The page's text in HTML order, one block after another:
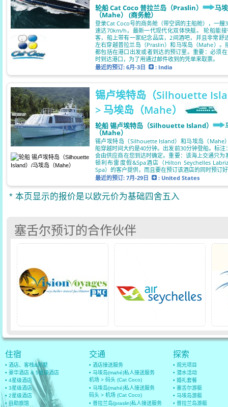
轮船 Cat Coco 普拉兰岛（Praslin） 马
（Mahe） (商务舱）
登录Cat Coco号的商务舱（带空调的主船舱），一艘
速达70km/h，最新一代现代化双体快艇。 轮船能
客，船上带有一家纪念品店，2间酒吧，并且非常舒
左右穿越普拉兰岛（Praslin）和马埃岛（Mahe）。
都包括在港口出发或者到达的预订里。重要：必须
时到达港口，为了用通过邮件收到的凭单来取票。
最近的预订: 6月-3日 : India
锡卢埃特岛（Silhouette
> 马埃岛（Mahe）
轮船 锡卢埃特岛（Silhouette Island）
（Mahe）
锡卢埃特岛（Silhouette Island）和马埃岛（Mahe
船穿越时间大约是40分钟。出发前30分钟登船。标注
会由供应商在您到达时确定。重要：该海上交通只为
顿利布雷度假&Spa酒店（Hilton Seychelles
Spa）的客户提供，而且要在预订该酒店的同时预订
最近的预订: 7月-29日 : United States
* 本页显示的报价是以欧元价为基础四舍五入
塞舌尔预订的合作伙伴
住宿
• 酒店、客栈&别墅
• 豪华酒店 & 5星级酒店
• 4星级酒店
• 3星级酒店
• 2星级酒店
• 自助旅馆
交通
• 酒店接送服务
• 马埃岛(mahé)私人接送服务
机场 > 码头 (Cat Coco)
• 马埃岛(mahé)私人接送服务
码头 > 机场 (Cat Coco)
• 普拉兰岛(praslin)私人接送服务
探索
• 观光项目
• 潜水活动
• 婚礼套餐
• 塞舌尔游艇
• 马埃岛游艇
• 普拉兰岛游艇